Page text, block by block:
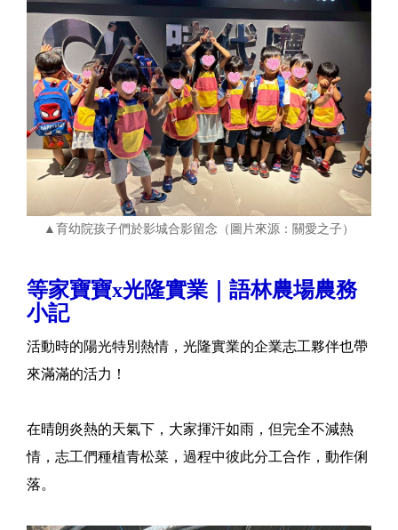
▲育幼院孩子們於影城合影留念（圖片來源：關愛之子）
等家寶寶x光隆實業｜語林農場農務
小記
活動時的陽光特別熱情，光隆實業的企業志工夥伴也帶
來滿滿的活力！
在晴朗炎熱的天氣下，大家揮汗如雨，但完全不減熱
情，志工們種植青松菜，過程中彼此分工合作，動作俐
落。